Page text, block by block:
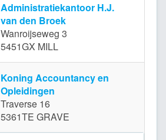
Administratiekantoor H.J.
van den Broek
Wanroijseweg 3
5451GX MILL
Koning Accountancy en
Opleidingen
Traverse 16
5361TE GRAVE